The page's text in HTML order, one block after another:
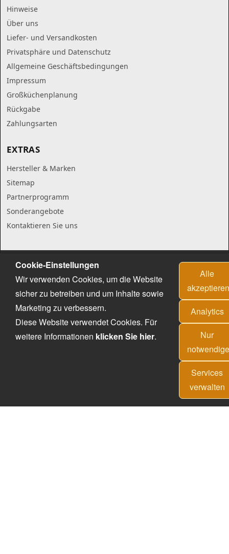
Hinweise
Über uns
Liefer- und Versandkosten
Privatsphäre und Datenschutz
Allgemeine Geschäftsbedingungen
Impressum
Großküchenplanung
Rückgabe
Zahlungsarten
EXTRAS
Hersteller & Marken
Sitemap
Partnerprogramm
Sonderangebote
Kontaktieren Sie uns
Cookie-Einstellungen
Wir verwenden Cookies, um die Website
sicher zu betreiben und um Inhalte sowie
Marketing zu verbessern.
Diese Website verwendet Cookies. Für
weitere Informationen klicken Sie hier.
Alle
Analytics
Nur
Services
verwalten